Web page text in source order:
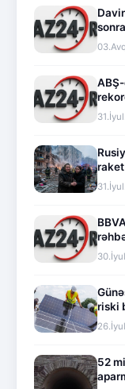
riski
52